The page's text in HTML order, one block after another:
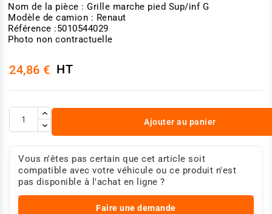
Nom de la pièce : Grille marche pied Sup/inf G
Modèle de camion : Renaut
Référence :5010544029
Photo non contractuelle
24,86 € HT
Ajouter au panier
Vous n'êtes pas certain que cet article soit
compatible avec votre véhicule ou ce produit n'est
pas disponible à l'achat en ligne ?
Faire une demande